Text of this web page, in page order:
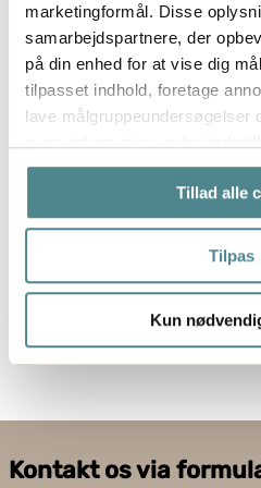
marketingformål. Disse
samarbejdspartnere, der
på din enhed for at vise dig
tilpasset indhold, foretage
lave målgruppeundersøgelser
persondatapolitik. Du kan
tilbage eller ændre indstillinger
"Cookiedeklaration", eller ved
Hvis du tillader det, vil vi også
Indsamle præcise
Tillad alle
Tilpas
Kun
Status
Lagerført
Kontakt os via